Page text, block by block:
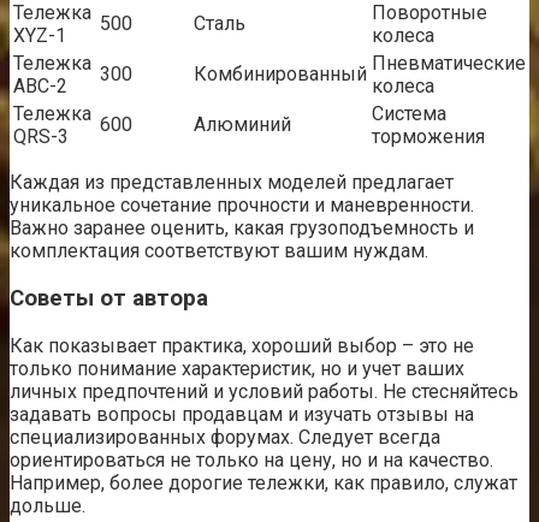
Тележка
XYZ-1
500 Сталь
Поворотные
колеса
Тележка
ABC-2
300 Комбинированный Пневматические
колеса
Тележка
QRS-3
600 Алюминий
Система
торможения
Каждая из представленных моделей предлагает
уникальное сочетание прочности и маневренности.
Важно заранее оценить, какая грузоподъемность и
комплектация соответствуют вашим нуждам.
Советы от автора
Как показывает практика, хороший выбор – это не
только понимание характеристик, но и учет ваших
личных предпочтений и условий работы. Не стесняйтесь
задавать вопросы продавцам и изучать отзывы на
специализированных форумах. Следует всегда
ориентироваться не только на цену, но и на качество.
Например, более дорогие тележки, как правило, служат
дольше.